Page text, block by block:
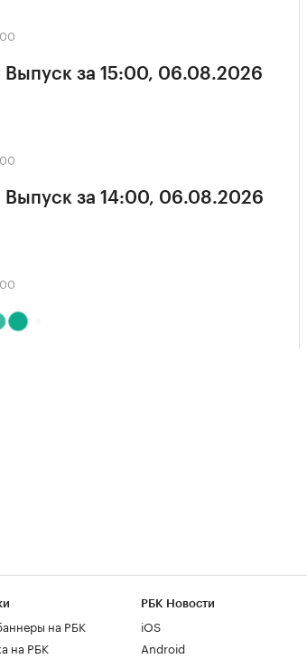
Выпуск за 15:00, 06.08.2026
Выпуск за 14:00, 06.08.2026
на РБК
на РБК
РБК Новости
iOS
Android